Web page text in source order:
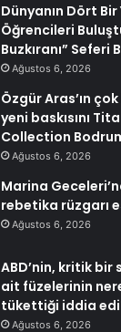
Dünyanın Dört Bir
Öğrencileri
Buzkıranı” Seferi
Ağustos 6, 2026
Özgür Aras’ın
yeni baskısını
Collection
Ağustos 6, 2026
Marina
rebetika rüzgarı
Ağustos 6, 2026
ABD’nin, kritik
ait füzelerinin
tükettiği iddia
Ağustos 6, 2026